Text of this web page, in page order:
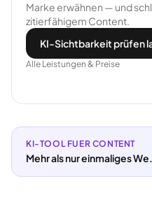
Marke erwähnen — und
zitierfähigem Content.
KI-Sichtbarkeit prüfen
Alle Leistungen & Preise
KI-TOOL FUER CONTENT
Mehr als